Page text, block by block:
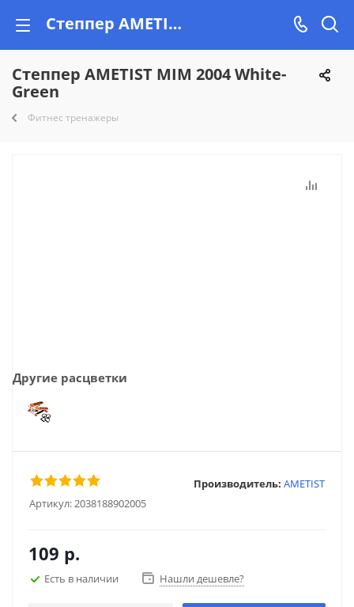
Степпер AMETIST MIM 2004 White-Green купить недорого на Vishop.by, рассрочка!
Степпер AMETIST MIM 2004 White-
Green
Фитнес тренажеры
Другие расцветки
Артикул:2038188902005
Производитель: AMETIST
109 р.
Есть в наличии Нашли дешевле?